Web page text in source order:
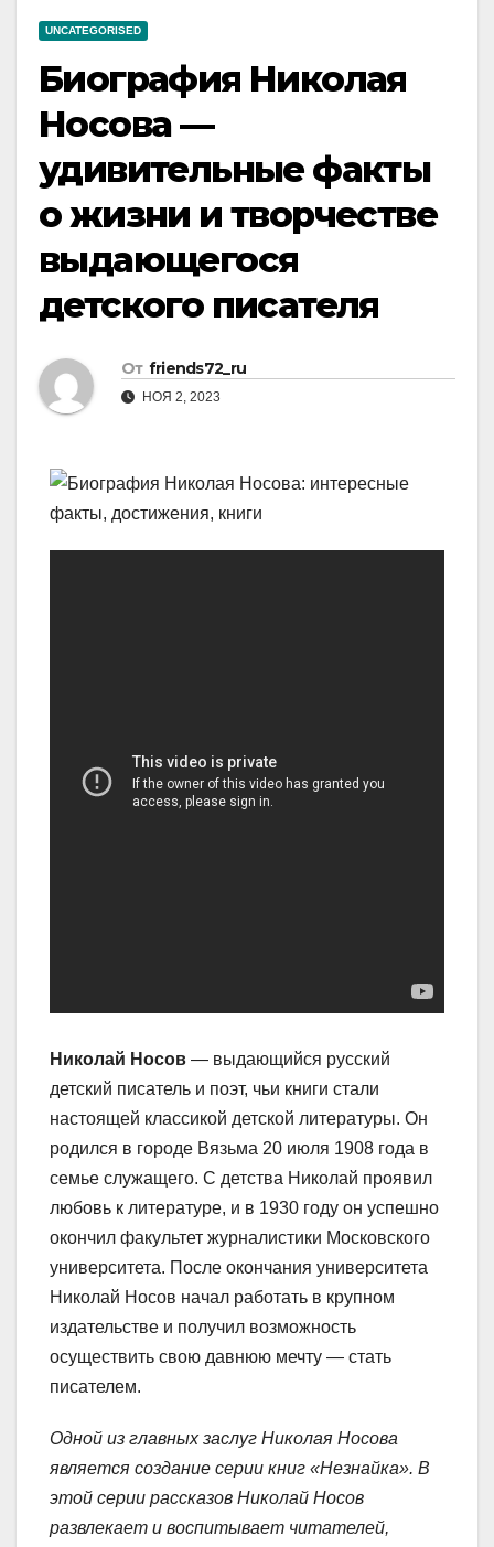
UNCATEGORISED
Биография Николая
Носова —
удивительные факты
о жизни и творчестве
выдающегося
детского писателя
От friends72_ru
НОЯ 2, 2023
Николай Носов — выдающийся русский
детский писатель и поэт, чьи книги стали
настоящей классикой детской литературы. Он
родился в городе Вязьма 20 июля 1908 года в
семье служащего. С детства Николай проявил
любовь к литературе, и в 1930 году он успешно
окончил факультет журналистики Московского
университета. После окончания университета
Николай Носов начал работать в крупном
издательстве и получил возможность
осуществить свою давнюю мечту — стать
писателем.
Одной из главных заслуг Николая Носова
является создание серии книг «Незнайка». В
этой серии рассказов Николай Носов
развлекает и воспитывает читателей,